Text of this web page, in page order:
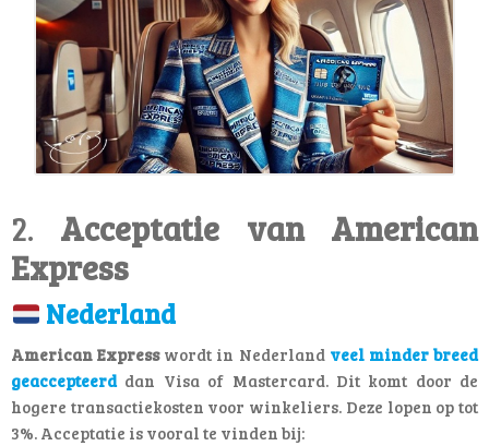
2. Acceptatie van American
Express
Nederland
American Expresswordt in Nederland veel minder breed
geaccepteerddan Visa of Mastercard. Dit komt door de
hogere transactiekosten voor winkeliers. Deze lopen op tot
3%. Acceptatie is vooral te vinden bij: